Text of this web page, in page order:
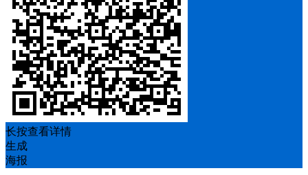
长按查看详情
生成
海报